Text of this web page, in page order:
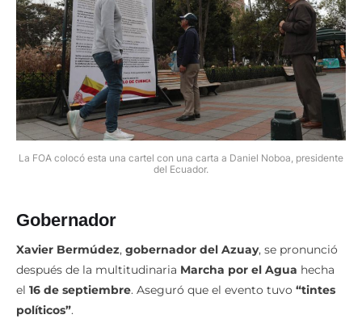
La FOA colocó esta una cartel con una carta a Daniel Noboa, presidente
del Ecuador.
Gobernador
Xavier Bermúdez, gobernador del Azuay, se pronunció
después de la multitudinaria Marcha por el Agua hecha
el 16 de septiembre. Aseguró que el evento tuvo “tintes
políticos”.